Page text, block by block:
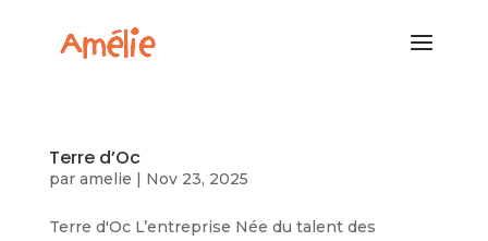
Terre d’Oc
par amelie | Nov 23, 2025
Terre d'Oc L’entreprise Née du talent des